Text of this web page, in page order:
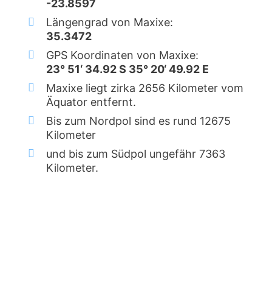
-23.8597
Längengrad von Maxixe:
35.3472
GPS Koordinaten von Maxixe:
23° 51‘ 34.92 S 35° 20‘ 49.92 E
Maxixe liegt zirka 2656 Kilometer vom
Äquator entfernt.
Bis zum Nordpol sind es rund 12675
Kilometer
und bis zum Südpol ungefähr 7363
Kilometer.